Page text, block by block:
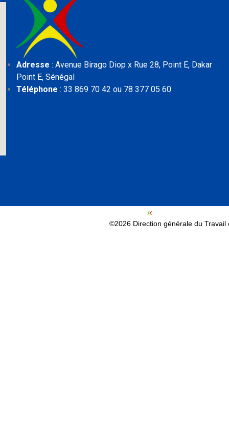
Adresse : Avenue Birago Diop x Rue 28, Point E, Dakar
Point E, Sénégal
Téléphone : 33 869 70 42 ou 78 377 05 60
©2026 Direction générale du Travail